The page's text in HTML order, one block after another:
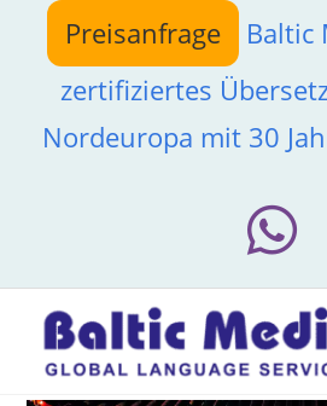
springen
Preisanfrage Baltic
zertifiziertes
Nordeuropa mit 30